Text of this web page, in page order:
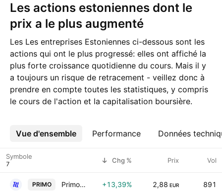
Les actions estoniennes dont le
prix a le plus augmenté
Les Les entreprises Estoniennes ci-dessous sont les
actions qui ont le plus progressé: elles ont affiché la
plus forte croissance quotidienne du cours. Mais il y
a toujours un risque de retracement - veillez donc à
prendre en compte toutes les statistiques, y compris
le cours de l'action et la capitalisation boursière.
Vue d'ensemble Performance Données
Plus
Symbole Chg % Prix Vol
PRIMO Primostar Group AS +13,39% 2,88 EUR 891